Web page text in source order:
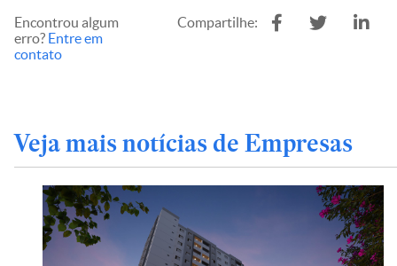
Encontrou algum
erro? Entre em
contato
Compartilhe:
Veja mais notícias de Empresas